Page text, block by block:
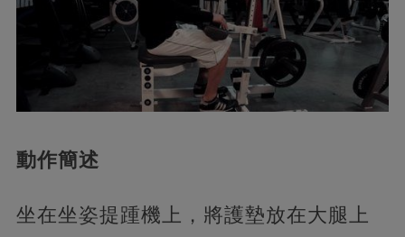
動作簡述
坐在坐姿提踵機上，將護墊放在大腿上